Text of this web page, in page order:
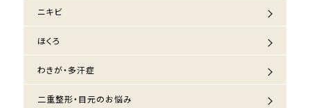
ニキビ
ほくろ
わきが・多汗症
二重整形・目元のお悩み